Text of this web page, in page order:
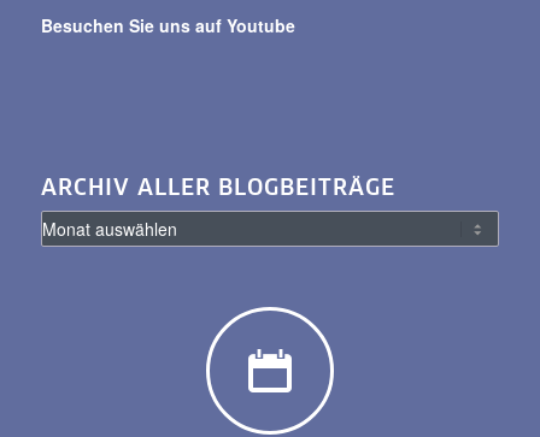
Besuchen Sie uns auf Youtube
ARCHIV ALLER BLOGBEITRÄGE